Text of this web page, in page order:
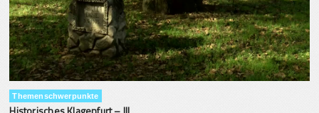
Themenschwerpunkte